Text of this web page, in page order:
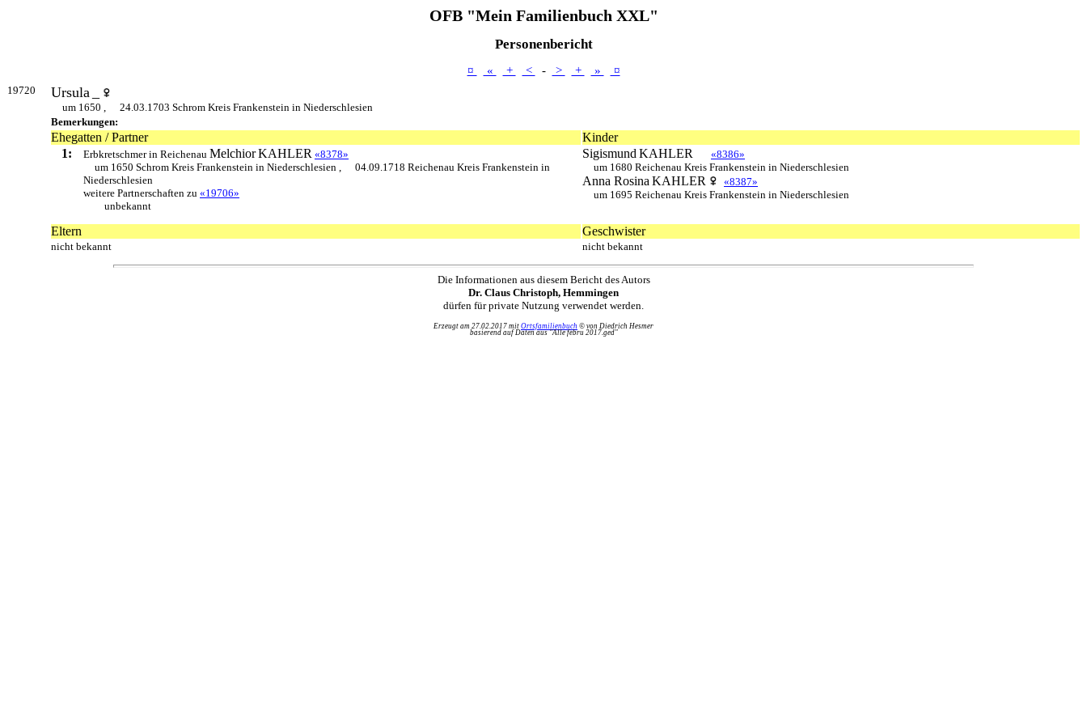
OFB "Mein Familienbuch XXL"
Personenbericht
¤ « + < - > + » ¤
19720 Ursula
um 1650 ,
24.03.1703 Schrom Kreis Frankenstein in Niederschlesien
Bemerkungen:
Ehegatten / Partner
Kinder
1:
Erbkretschmer in Reichenau MelchiorKAHLER «8378»
um 1650 Schrom Kreis Frankenstein in Niederschlesien ,
04.09.1718 Reichenau Kreis Frankenstein in
Niederschlesien
weitere Partnerschaften zu «19706»
unbekannt
Sigismund KAHLER
«8386»
um 1680 Reichenau Kreis Frankenstein in Niederschlesien
Anna Rosina KAHLER
«8387»
um 1695 Reichenau Kreis Frankenstein in Niederschlesien
Eltern Geschwister
nicht bekannt nicht bekannt
Die Informationen aus diesem Bericht des Autors
Dr. Claus Christoph, Hemmingen
dürfen für private Nutzung verwendet werden.
Erzeugt am 27.02.2017 mit Ortsfamilienbuch © von Diedrich Hesmer
basierend auf Daten aus "Alle febru 2017.ged"